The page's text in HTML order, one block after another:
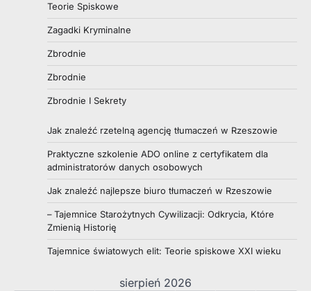
Teorie Spiskowe
Zagadki Kryminalne
Zbrodnie
Zbrodnie
Zbrodnie I Sekrety
Jak znaleźć rzetelną agencję tłumaczeń w Rzeszowie
Praktyczne szkolenie ADO online z certyfikatem dla
administratorów danych osobowych
Jak znaleźć najlepsze biuro tłumaczeń w Rzeszowie
– Tajemnice Starożytnych Cywilizacji: Odkrycia, Które
Zmienią Historię
Tajemnice światowych elit: Teorie spiskowe XXI wieku
sierpień 2026